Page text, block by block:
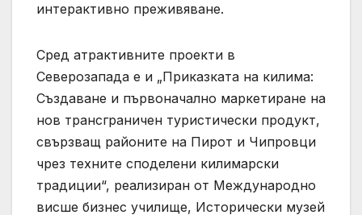
интерактивно преживяване.
Сред атрактивните проекти в
Северозапада е и „Приказката на килима:
Създаване и първоначално маркетиране на
нов трансграничен туристически продукт,
свързващ районите на Пирот и Чипровци
чрез техните споделени килимарски
традиции“, реализиран от Международно
висше бизнес училище, Исторически музей